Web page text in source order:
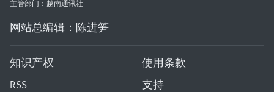
主管部门：越南通讯社
网站总编辑：陈进笋
知识产权
使用条款
RSS
支持